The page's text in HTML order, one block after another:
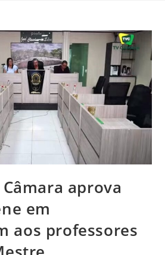
Câmara aprova
em
aos professores